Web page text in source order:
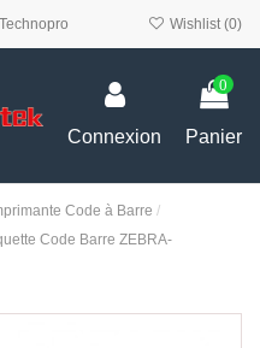
Wishlist (0)
Connexion
0
Panier
Code à Barre
Code Barre ZEBRA-